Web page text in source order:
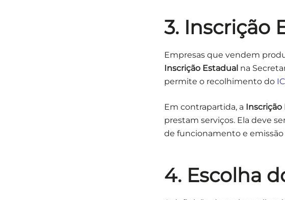
3. Inscrição
Empresas que vendem
Inscrição Estadual na
permite o recolhimento do
Em contrapartida, a Inscrição
prestam serviços. Ela deve
de funcionamento e emissão
4. Escolha